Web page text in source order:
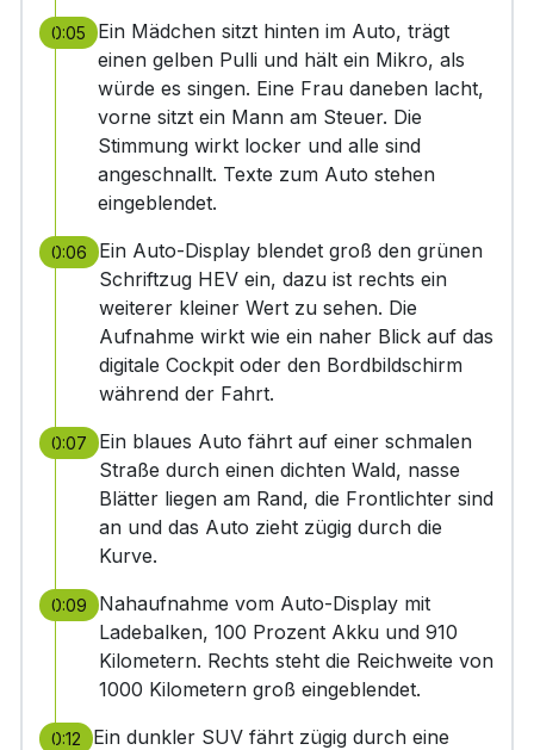
0:05
Ein Mädchen sitzt hinten im Auto, trägt
einen gelben Pulli und hält ein Mikro, als
würde es singen. Eine Frau daneben lacht,
vorne sitzt ein Mann am Steuer. Die
Stimmung wirkt locker und alle sind
angeschnallt. Texte zum Auto stehen
eingeblendet.
0:06
Ein Auto-Display blendet groß den grünen
Schriftzug HEV ein, dazu ist rechts ein
weiterer kleiner Wert zu sehen. Die
Aufnahme wirkt wie ein naher Blick auf das
digitale Cockpit oder den Bordbildschirm
während der Fahrt.
0:07
Ein blaues Auto fährt auf einer schmalen
Straße durch einen dichten Wald, nasse
Blätter liegen am Rand, die Frontlichter sind
an und das Auto zieht zügig durch die
Kurve.
0:09
Nahaufnahme vom Auto-Display mit
Ladebalken, 100 Prozent Akku und 910
Kilometern. Rechts steht die Reichweite von
1000 Kilometern groß eingeblendet.
0:12
Ein dunkler SUV fährt zügig durch eine